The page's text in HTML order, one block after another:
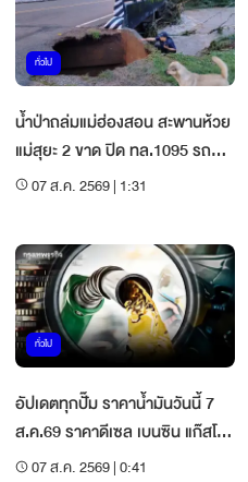
ทั่วไป
น้ำป่าถล่มแม่ฮ่องสอน สะพานห้วย
แม่สุยะ 2 ขาด ปิด ทล.1095 รถ
ผ่านไม่ได้
07 ส.ค. 2569 | 1:31
ทั่วไป
อัปเดตทุกปั๊ม ราคาน้ำมันวันนี้ 7
ส.ค.69 ราคาดีเซล เบนซิน แก๊สโซ
ฮอล์07 ส.ค. 2569 | 0:41